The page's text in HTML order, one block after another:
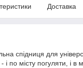
Доставка
спідниця для
по місту погуляти, і в